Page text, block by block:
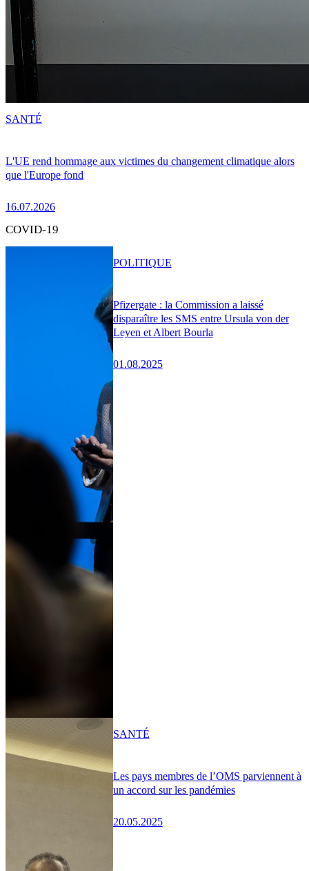
L'UE rend hommage aux victimes du changement climatique alors
que l'Europe fond
16.07.2026
SANTÉ
COVID-19
Pfizergate : la Commission a laissé
disparaître les SMS entre Ursula von der
Leyen et Albert Bourla
01.08.2025
POLITIQUE
Les pays membres de l’OMS parviennent à
un accord sur les pandémies
20.05.2025
SANTÉ